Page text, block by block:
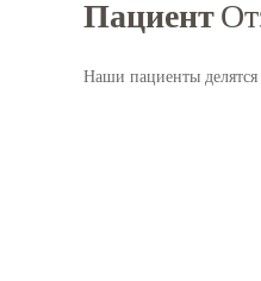
Пациент
Наши пациенты